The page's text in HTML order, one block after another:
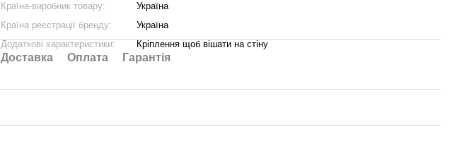
Країна-виробник товару:
Україна
Країна реєстрації бренду:
Україна
Додаткові характеристики:
Кріплення щоб вішати на стіну
Доставка Оплата Гарантія